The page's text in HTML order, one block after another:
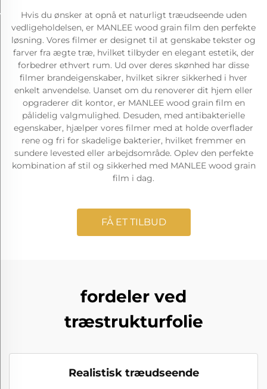
Hvis du ønsker at opnå et naturligt træudseende uden
vedligeholdelsen, er MANLEE wood grain film den perfekte
løsning. Vores filmer er designet til at genskabe tekster og
farver fra ægte træ, hvilket tilbyder en elegant estetik, der
forbedrer ethvert rum. Ud over deres skønhed har disse
filmer brandeigenskaber, hvilket sikrer sikkerhed i hver
enkelt anvendelse. Uanset om du renoverer dit hjem eller
opgraderer dit kontor, er MANLEE wood grain film en
pålidelig valgmulighed. Desuden, med antibakterielle
egenskaber, hjælper vores filmer med at holde overflader
rene og fri for skadelige bakterier, hvilket fremmer en
sundere levested eller arbejdsområde. Oplev den perfekte
kombination af stil og sikkerhed med MANLEE wood grain
film i dag.
FÅ ET TILBUD
fordeler ved
træstrukturfolie
Realistisk træudseende